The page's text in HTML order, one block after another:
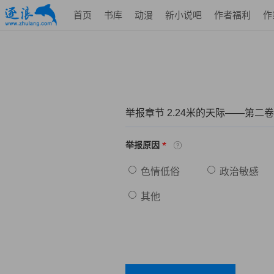
首页 书库 动漫 新小说吧 作者福利 作
举报章节 2.24米的天际——第二
举报原因 *
色情低俗 政治敏感
其他